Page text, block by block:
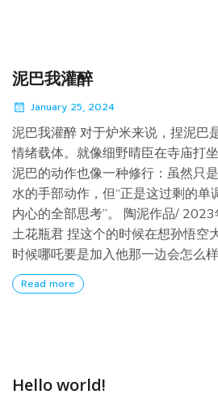
泥巴我灌醉
January 25, 2024
泥巴我灌醉 对于炉米来说，捏泥巴
情绪载体。就像细野晴臣在寺庙打
泥巴的动作也像一种修行：虽然只
水的手部动作，但“正是这过剩的单
内心的全部思考”。 陶泥作品/
土花瓶君 捏这个的时候在想孙悟空
时候哪吒要是加入他那一边会怎么
Read more
Hello world!